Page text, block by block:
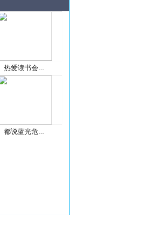
热爱读书会...
都说蓝光危...